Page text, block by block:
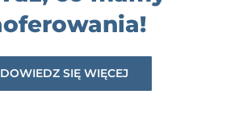
DOWIEDZ SIĘ WIĘCEJ